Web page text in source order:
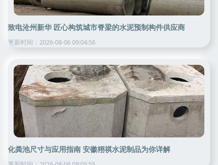
致电沧州新华 匠心构筑城市脊梁的水泥预制构件供应商
更新时间：2026-08-06 09:04:56
化粪池尺寸与应用指南 安徽栩祺水泥制品为你详解